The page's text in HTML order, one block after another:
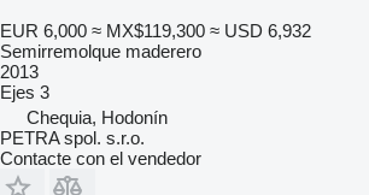
EUR 6,000 ≈ MX$119,300 ≈ USD 6,932
Semirremolque maderero
2013
Ejes 3
Chequia, Hodonín
PETRA spol. s.r.o.
Contacte con el vendedor